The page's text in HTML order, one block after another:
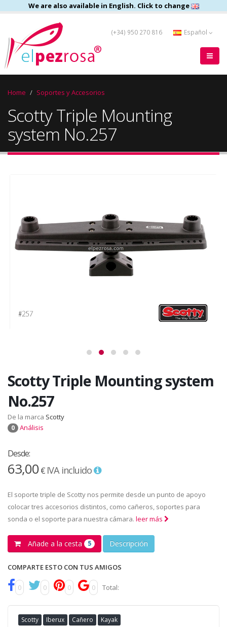
We are also available in English. Click to change
(+34) 950 270 816 Español
Home Soportes y Accesorios
Scotty Triple Mounting
system No.257
Scotty Triple Mounting system
No.257
De la marca Scotty
0 Análisis
Desde:
63,00€ IVA incluido
El soporte triple de Scotty nos permite desde un punto de apoyo
colocar tres accesorios distintos, como cañeros, soportes para
sonda o el soporte para nuestra cámara. leer más
Añade a la cesta 5 Descripción
COMPARTE ESTO CON TUS AMIGOS
0 0 0 0 Total:
Scotty Iberux Cañero Kayak